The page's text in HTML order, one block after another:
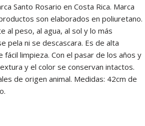
Santo Rosario en Costa Rica. Marca
son elaborados en poliuretano.
al peso, al agua, al sol y lo más
pela ni se descascara. Es de alta
fácil limpieza. Con el pasar de los años y
y el color se conservan intactos.
de origen animal. Medidas: 42cm de